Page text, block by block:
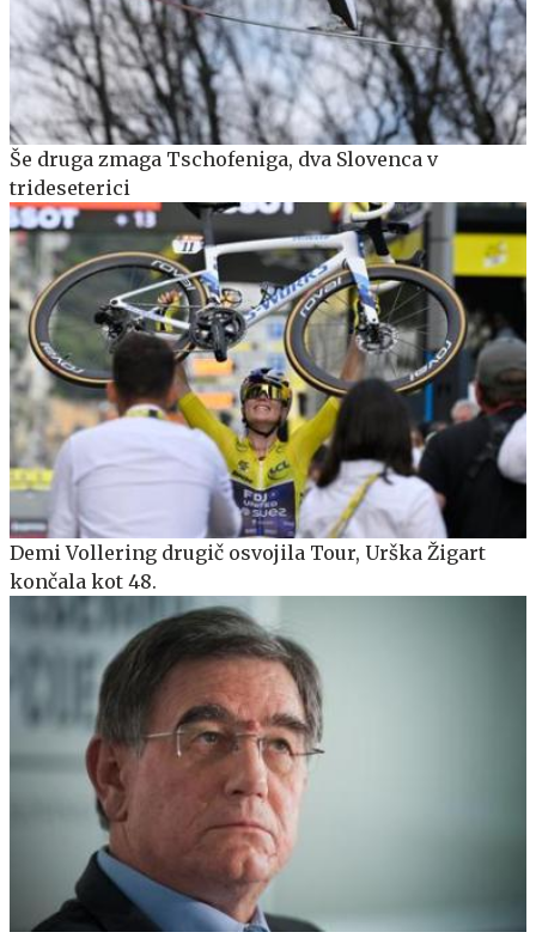
Še druga zmaga Tschofeniga, dva Slovenca v
trideseterici
Demi Vollering drugič osvojila Tour, Urška Žigart
končala kot 48.